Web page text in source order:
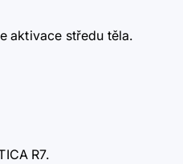
aktivace středu těla.
R7.